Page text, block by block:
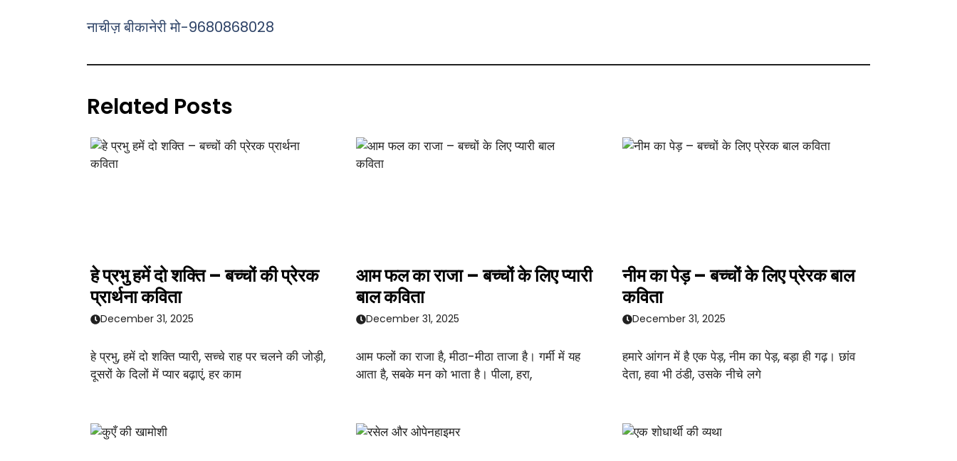
नाचीज़ बीकानेरी मो-9680868028
Related Posts
हे प्रभु हमें दो शक्ति – बच्चों की प्रेरक
प्रार्थना कविता
December 31, 2025
हे प्रभु, हमें दो शक्ति प्यारी, सच्चे राह पर चलने की जोड़ी,
दूसरों के दिलों में प्यार बढ़ाएं, हर काम
आम फल का राजा – बच्चों के लिए प्यारी
बाल कविता
December 31, 2025
आम फलों का राजा है, मीठा-मीठा ताजा है। गर्मी में यह
आता है, सबके मन को भाता है। पीला, हरा,
नीम का पेड़ – बच्चों के लिए प्रेरक बाल
कविता
December 31, 2025
हमारे आंगन में है एक पेड़, नीम का पेड़, बड़ा ही गढ़। छांव
देता, हवा भी ठंडी, उसके नीचे लगे